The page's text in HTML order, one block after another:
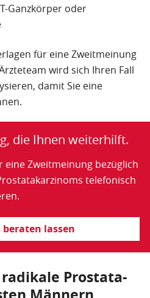
Ganzkörper oder
für eine Zweitmeinung
wird sich Ihren Fall
damit Sie eine
die Ihnen weiterhilft.
eine Zweitmeinung bezüglich
telefonisch
beraten lassen
Prostata-